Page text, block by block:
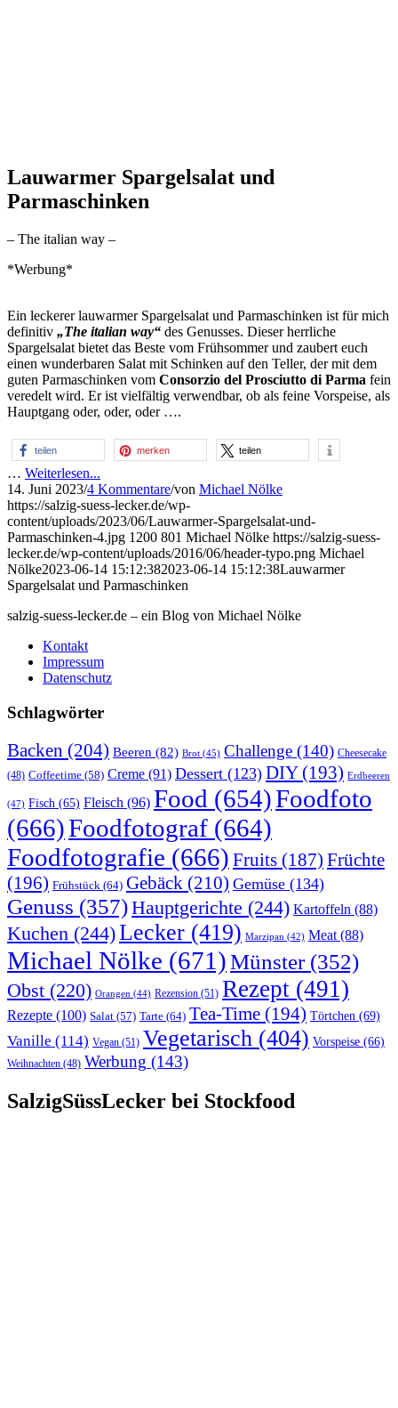
Lauwarmer Spargelsalat und
Parmaschinken
– The italian way –
*Werbung*
Ein leckerer lauwarmer Spargelsalat und Parmaschinken ist für mich
definitiv „The italian way“ des Genusses. Dieser herrliche
Spargelsalat bietet das Beste vom Frühsommer und zaubert euch
einen wunderbaren Salat mit Schinken auf den Teller, der mit dem
guten Parmaschinken vom Consorzio del Prosciutto di Parma fein
veredelt wird. Er ist vielfältig verwendbar, ob als feine Vorspeise, als
Hauptgang oder, oder, oder ….
teilen merken teilen
… Weiterlesen...
14. Juni 2023/4 Kommentare/von Michael Nölke
https://salzig-suess-lecker.de/wp-
content/uploads/2023/06/Lauwarmer-Spargelsalat-und-
Parmaschinken-4.jpg 1200 801 Michael Nölke https://salzig-suess-
lecker.de/wp-content/uploads/2016/06/header-typo.png Michael
Nölke2023-06-14 15:12:382023-06-14 15:12:38Lauwarmer
Spargelsalat und Parmaschinken
salzig-suess-lecker.de – ein Blog von Michael Nölke
Kontakt
Impressum
Datenschutz
Schlagwörter
Backen (204) Beeren (82) Brot (45) Challenge (140) Cheesecake
(48) Coffeetime (58) Creme (91) Dessert (123) DIY(193) Erdbeeren
(47) Fisch (65) Fleisch (96) Food (654)Foodfoto
(666)Foodfotograf (664)
Foodfotografie (666) Fruits (187) Früchte
(196) Frühstück (64) Gebäck (210) Gemüse (134)
Genuss (357)Hauptgerichte (244) Kartoffeln (88)
Kuchen (244)Lecker (419) Marzipan (42) Meat (88)
Michael Nölke (671)Münster(352)
Obst (220) Orangen (44) Rezension (51) Rezept (491)
Rezepte (100) Salat (57) Tarte (64) Tea-Time (194) Törtchen (69)
Vanille (114) Vegan (51) Vegetarisch (404) Vorspeise (66)
Weihnachten (48) Werbung (143)
SalzigSüssLecker bei Stockfood